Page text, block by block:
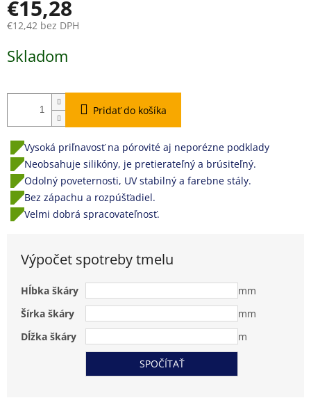
€15,28
€12,42 bez DPH
cena:
Skladom
Pridať do košíka
Vysoká priľnavosť na pórovité aj neporézne podklady
Neobsahuje silikóny, je pretierateľný a brúsiteľný.
Odolný poveternosti, UV stabilný a farebne stály.
Bez zápachu a rozpúšťadiel.
Velmi dobrá spracovateľnosť.
Výpočet spotreby tmelu
Hĺbka škáry
mm
Šírka škáry
mm
Dĺžka škáry
m